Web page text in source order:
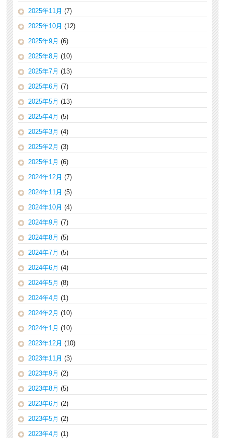
2025年11月 (7)
2025年10月 (12)
2025年9月 (6)
2025年8月 (10)
2025年7月 (13)
2025年6月 (7)
2025年5月 (13)
2025年4月 (5)
2025年3月 (4)
2025年2月 (3)
2025年1月 (6)
2024年12月 (7)
2024年11月 (5)
2024年10月 (4)
2024年9月 (7)
2024年8月 (5)
2024年7月 (5)
2024年6月 (4)
2024年5月 (8)
2024年4月 (1)
2024年2月 (10)
2024年1月 (10)
2023年12月 (10)
2023年11月 (3)
2023年9月 (2)
2023年8月 (5)
2023年6月 (2)
2023年5月 (2)
2023年4月 (1)